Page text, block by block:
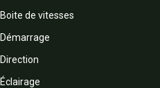
Boite de vitesses
Démarrage
Direction
Éclairage